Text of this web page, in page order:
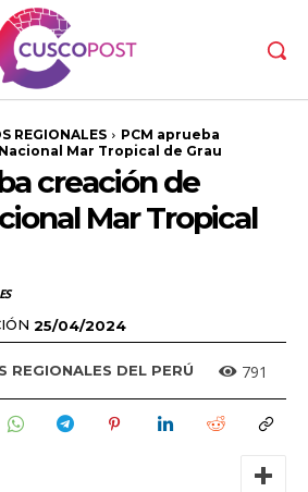
REGIONALES
PCM aprueba
Mar Tropical de Grau
creación de
Mar Tropical
25/04/2024
REGIONALES DEL PERÚ 791